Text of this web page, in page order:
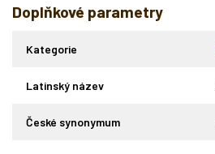
Doplňkové parametry
Kategorie
Latinský název
České synonymum